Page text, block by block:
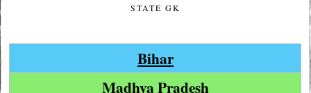
STATE GK
Bihar
Madhya Pradesh